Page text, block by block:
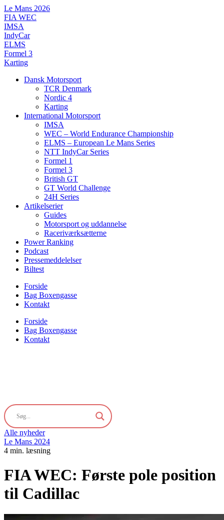
Videre
til
indhold
Le Mans 2026
FIA WEC
IMSA
IndyCar
ELMS
Formel 3
Karting
Dansk Motorsport
TCR Denmark
Nordic 4
Karting
International Motorsport
IMSA
WEC – World Endurance Championship
ELMS – European Le Mans Series
NTT IndyCar Series
Formel 1
Formel 3
British GT
GT World Challenge
24H Series
Artikelserier
Guides
Motorsport og uddannelse
Raceriværksætterne
Power Ranking
Podcast
Pressemeddelelser
Biltest
Forside
Bag Boxengasse
Kontakt
Forside
Bag Boxengasse
Kontakt
Alle nyheder
Le Mans 2024
4 min. læsning
FIA WEC: Første pole position
til Cadillac